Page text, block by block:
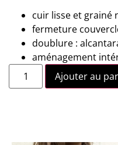
cuir lisse et grainé
fermeture
doublure :
aménagement
Ajouter au